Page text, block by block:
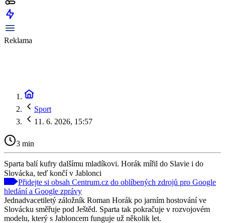
Reklama
Sport
11. 6. 2026, 15:57
3 min
Sparta balí kufry dalšímu mladíkovi. Horák mířil do Slavie i do
Slovácka, teď končí v Jablonci
Přidejte si obsah Centrum.cz do oblíbených zdrojů pro Google
hledání a Google zprávy
Jednadvacetiletý záložník Roman Horák po jarním hostování ve
Slovácku směřuje pod Ještěd. Sparta tak pokračuje v rozvojovém
modelu, který s Jabloncem funguje už několik let.